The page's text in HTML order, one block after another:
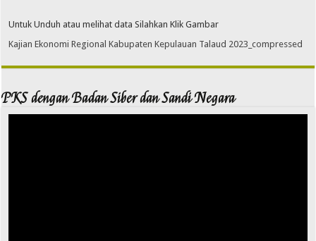
Untuk Unduh atau melihat data Silahkan Klik Gambar
Kajian Ekonomi Regional Kabupaten Kepulauan Talaud 2023_compressed
PKS dengan Badan Siber dan Sandi Negara